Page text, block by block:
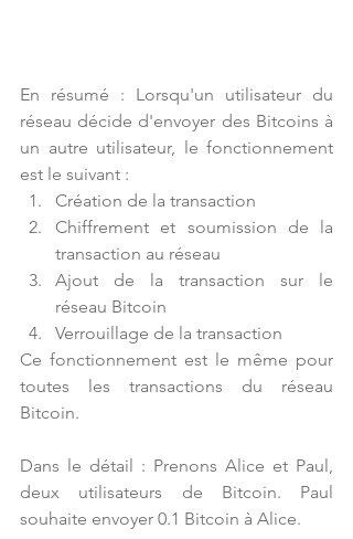
En résumé : Lorsqu'un utilisateur du
réseau décide d'envoyer des Bitcoins à
un autre utilisateur, le fonctionnement
est le suivant :
Création de la transaction
Chiffrement et soumission de la
transaction au réseau
Ajout de la transaction sur le
réseau Bitcoin
Verrouillage de la transaction
Ce fonctionnement est le même pour
toutes les transactions du réseau
Bitcoin.
Dans le détail : Prenons Alice et Paul,
deux utilisateurs de Bitcoin. Paul
souhaite envoyer 0.1 Bitcoin à Alice.